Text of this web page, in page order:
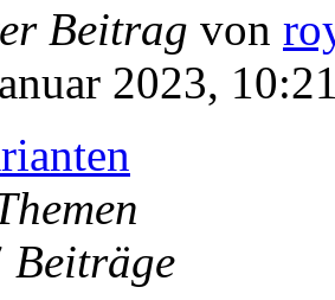
Beitrag von
2023,
Beiträge